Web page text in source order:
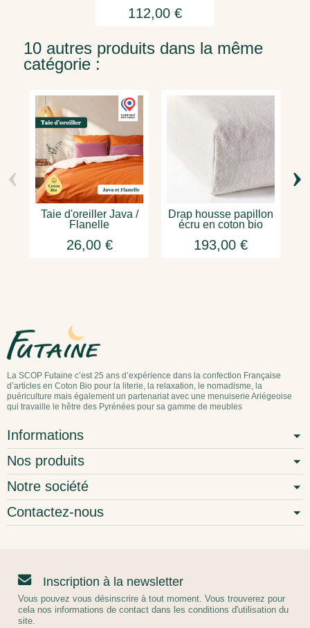
112,00 €
10 autres produits dans la même
catégorie :
Taie d'oreiller Java /
Flanelle
26,00 €
Drap housse papillon
écru en coton bio
193,00 €
‹ ›
La SCOP Futaine c’est 25 ans d’expérience dans la confection Française
d’articles en Coton Bio pour la literie, la relaxation, le nomadisme, la
puériculture mais également un partenariat avec une menuiserie Ariégeoise
qui travaille le hêtre des Pyrénées pour sa gamme de meubles
Informations
Nos produits
Notre société
Contactez-nous
Inscription à la newsletter
Vous pouvez vous désinscrire à tout moment. Vous trouverez pour
cela nos informations de contact dans les conditions d'utilisation du
site.